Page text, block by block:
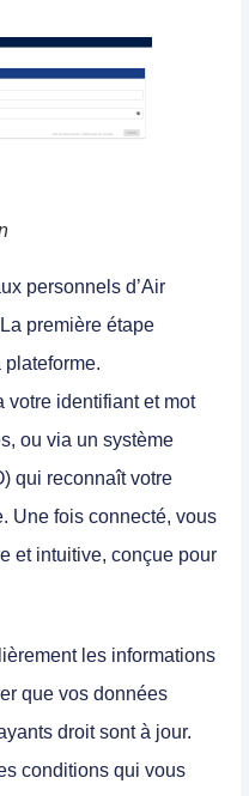
personnels d’Air
première étape
votre identifiant et mot
ou via un système
qui reconnaît votre
Une fois connecté, vous
et intuitive, conçue pour
les informations
que vos données
droit sont à jour.
conditions qui vous